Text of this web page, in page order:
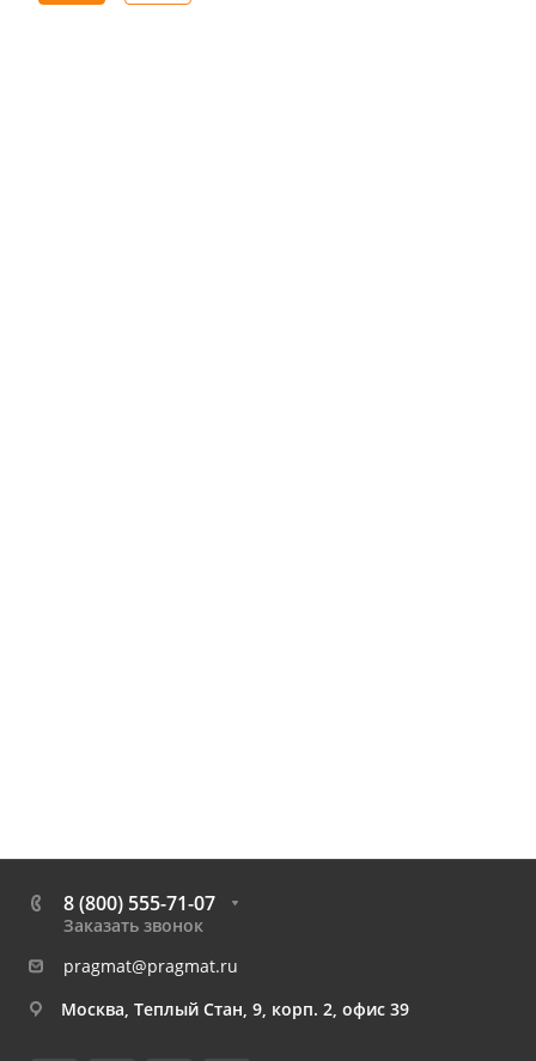
8 (800) 555-71-07
Заказать звонок
pragmat@pragmat.ru
Москва, Теплый Стан, 9, корп. 2, офис 39